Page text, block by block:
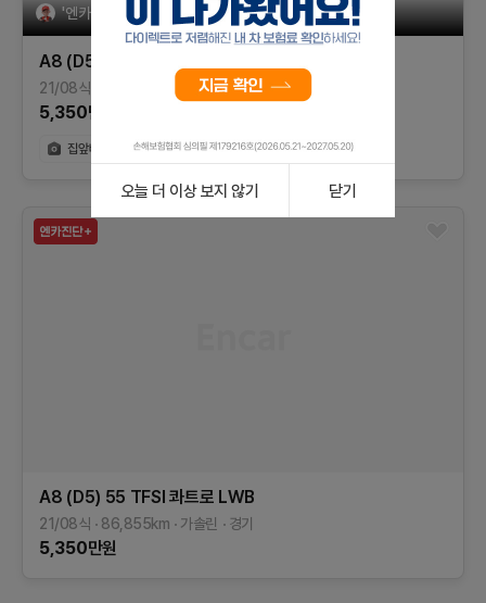
'엔카믿고'는 엔카가 '상담, 계약, 환불'을 제공합니다
A8 (D5)
21/08식 가솔린 경기
5,350만원
A8 (D5) 55 TFSI 콰트로 LWB
21/08식 86,855km 가솔린 경기
5,350만원
오늘 더 이상 보지 않기 닫기